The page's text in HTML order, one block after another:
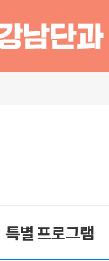
특별 프로그램